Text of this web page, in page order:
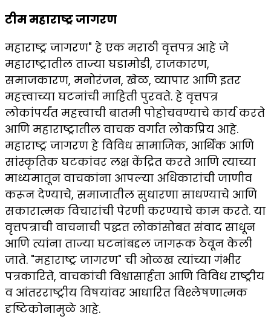
टीम महाराष्ट्र जागरण
महाराष्ट्र जागरण" हे एक मराठी वृत्तपत्र आहे जे
महाराष्ट्रातील ताज्या घडामोडी, राजकारण,
समाजकारण, मनोरंजन, खेळ, व्यापार आणि इतर
महत्त्वाच्या घटनांची माहिती पुरवते. हे वृत्तपत्र
लोकांपर्यंत महत्त्वाची बातमी पोहोचवण्याचे कार्य करते
आणि महाराष्ट्रातील वाचक वर्गात लोकप्रिय आहे.
महाराष्ट्र जागरण हे विविध सामाजिक, आर्थिक आणि
सांस्कृतिक घटकांवर लक्ष केंद्रित करते आणि त्याच्या
माध्यमातून वाचकांना आपल्या अधिकारांची जाणीव
करून देण्याचे, समाजातील सुधारणा साधण्याचे आणि
सकारात्मक विचारांची पेरणी करण्याचे काम करते. या
वृत्तपत्राची वाचनाची पद्धत लोकांसोबत संवाद साधून
आणि त्यांना ताज्या घटनांबद्दल जागरूक ठेवून केली
जाते. "महाराष्ट्र जागरण" ची ओळख त्यांच्या गंभीर
पत्रकारिते, वाचकांची विश्वासार्हता आणि विविध राष्ट्रीय
व आंतरराष्ट्रीय विषयांवर आधारित विश्लेषणात्मक
दृष्टिकोनामुळे आहे.